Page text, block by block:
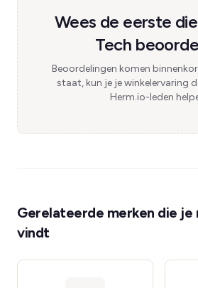
Wees de eerste
Tech
Beoordelingen komen
staat, kun je je winkelervaring
Herm.io-leden
Gerelateerde merken die je
vindt